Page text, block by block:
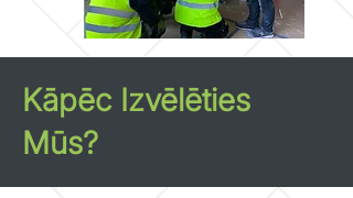
Kāpēc Izvēlēties
Mūs?